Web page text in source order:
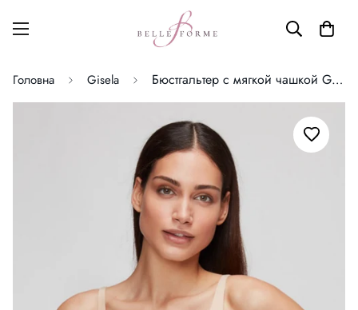
Головна Gisela Бюстгальтер с мягкой чашкой Gisela